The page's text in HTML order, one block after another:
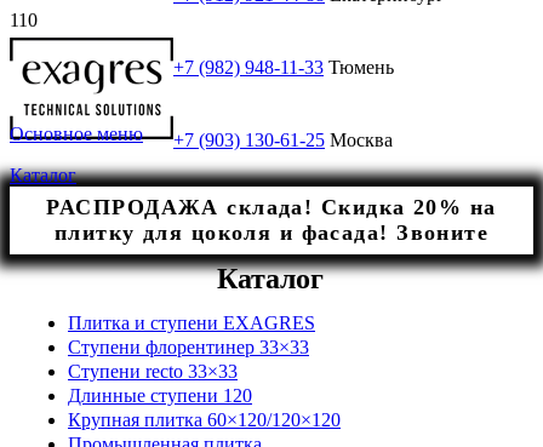
+7 (982) 948-11-33 Тюмень
+7 (903) 130-61-25 Москва
Основное меню
Каталог
РАСПРОДАЖА склада! Скидка 20% на
плитку для цоколя и фасада! Звоните
Каталог
Плитка и ступени EXAGRES
Ступени флорентинер 33×33
Ступени recto 33×33
Длинные ступени 120
Крупная плитка 60×120/120×120